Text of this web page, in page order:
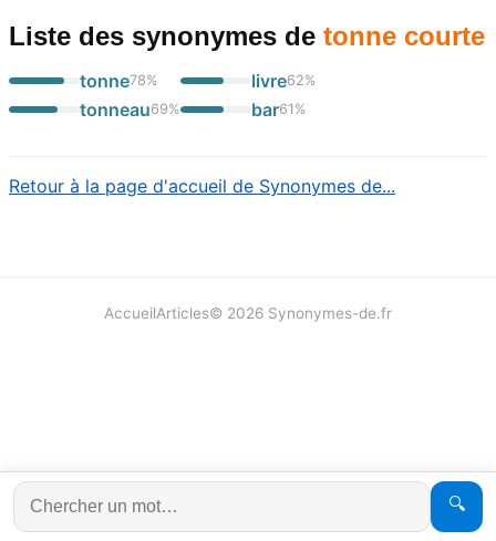
Liste des synonymes de tonne courte
tonne78%
tonneau69%
livre62%
bar61 %
Retour à la page d'accueil de Synonymes de...
🔍
AccueilArticles© 2026 Synonymes-de.fr